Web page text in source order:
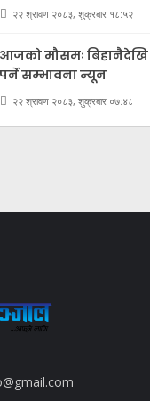
२२ श्रावण २०८३, शुक्रबार १८:५२
आजको मौसमः बिहानैदेखि
पर्ने सम्भावना न्यून
२२ श्रावण २०८३, शुक्रबार ०७:४८